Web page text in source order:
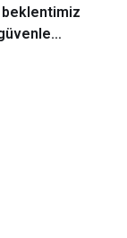
beklentimiz